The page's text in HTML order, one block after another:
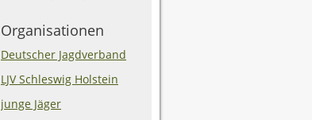
Organisationen
Deutscher Jagdverband
LJV Schleswig Holstein
junge Jäger